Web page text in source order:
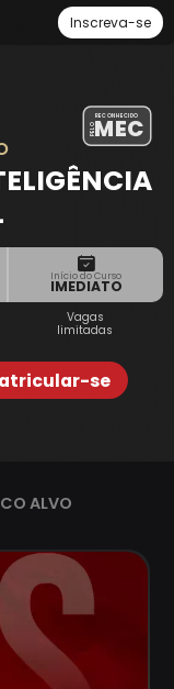
Inscreva-se
Início do Curso
IMEDIATO
Vagas
limitadas
se
RECONHECIDO
PELOMEC
ALVO